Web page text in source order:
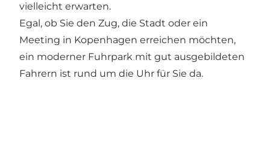
vielleicht erwarten.
Egal, ob Sie den Zug, die Stadt oder ein
Meeting in Kopenhagen erreichen möchten,
ein moderner Fuhrpark mit gut ausgebildeten
Fahrern ist rund um die Uhr für Sie da.